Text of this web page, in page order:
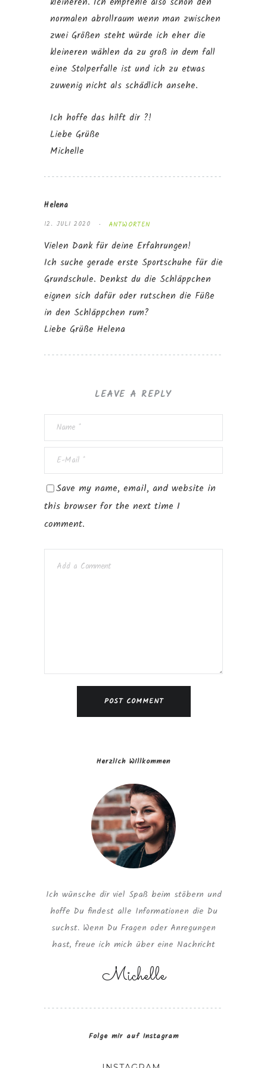
normalen abrollraum wenn man zwischen
zwei Größen steht würde ich eher die
kleineren wählen da zu groß in dem fall
eine Stolperfalle ist und ich zu etwas
zuwenig nicht als schädlich ansehe.
Ich hoffe das hilft dir ?!
Liebe Grüße
Michelle
Helena
12. JULI 2020 ANTWORTEN
Vielen Dank für deine Erfahrungen!
Ich suche gerade erste Sportschuhe für die
Grundschule. Denkst du die Schläppchen
eignen sich dafür oder rutschen die Füße
in den Schläppchen rum?
Liebe Grüße Helena
LEAVE A REPLY
Save my name, email, and website in
this browser for the next time I
comment.
Herzlich Willkommen
Ich wünsche dir viel Spaß beim stöbern und
hoffe Du findest alle Informationen die Du
suchst. Wenn Du Fragen oder Anregungen
hast, freue ich mich über eine Nachricht
Michelle
Folge mir auf Instagram